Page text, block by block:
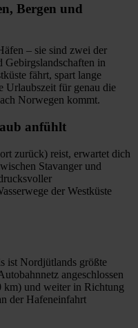
Bergen und
– sie sind zwei der
Gebirgslandschaften in
fährt, spart lange
Urlaubszeit für genau die
Norwegen kommt.
anfühlt
zurück) reist, erwartet dich
Stavanger und
der Westküste
ist Nordjütlands größte
angeschlossen
und weiter in Richtung
der Hafeneinfahrt